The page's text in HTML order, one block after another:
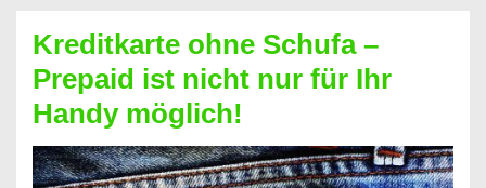
Neueröffnung
trotz
Schufaeintrag
möglich
Kreditkarte ohne Schufa –
Prepaid ist nicht nur für Ihr
Handy möglich!